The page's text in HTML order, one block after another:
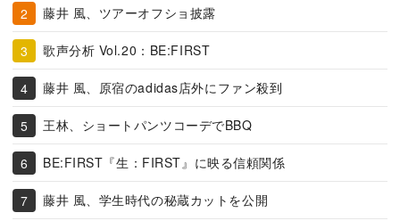
藤井 風、ツアーオフショ披露
歌声分析 Vol.20：BE:FIRST
藤井 風、原宿のadidas店外にファン殺到
王林、ショートパンツコーデでBBQ
BE:FIRST『生：FIRST』に映る信頼関係
藤井 風、学生時代の秘蔵カットを公開